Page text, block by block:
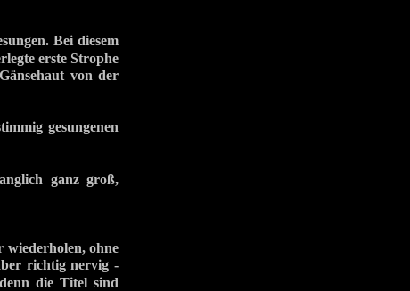
Bei diesem
erste Strophe
von der
gesungenen
ganz groß,
wiederholen, ohne
richtig nervig -
die Titel sind